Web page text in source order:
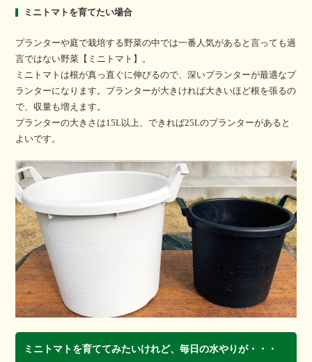
ミニトマトを育てたい場合
プランターや庭で栽培する野菜の中では一番人気があると言っても過
言ではない野菜【ミニトマト】。
ミニトマトは根が真っ直ぐに伸びるので、深いプランターが最適なプ
ランターになります。プランターが大きければ大きいほど根を張るの
で、収量も増えます。
プランターの大きさは15L以上、できれば25Lのプランターがあると
よいです。
ミニトマトを育ててみたいけれど、毎日の水やりが・・・